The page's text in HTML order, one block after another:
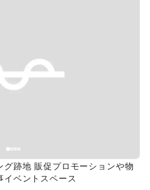
グ跡地 販促プロモーションや物
ベントスペース